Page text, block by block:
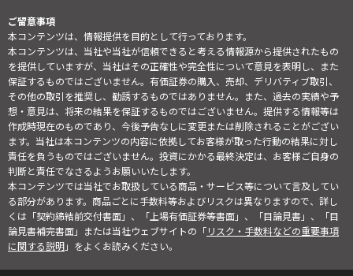
ご留意事項
本コンテンツは、情報提供を目的として行っております。
本コンテンツは、当社や当社が信頼できると考える情報源から提供されたもの
を提供していますが、当社はその正確性や完全性について意見を表明し、また
保証するものではございません。有価証券の購入、売却、デリバティブ取引、
その他の取引を推奨し、勧誘するものではありません。また、過去の実績や予
想・意見は、将来の結果を保証するものではございません。提供する情報等は
作成時現在のものであり、今後予告なしに変更または削除されることがござい
ます。当社は本コンテンツの内容に依拠してお客様が取った行動の結果に対し
責任を負うものではございません。投資にかかる最終決定は、お客様ご自身の
判断と責任でなさるようお願いいたします。
本コンテンツでは当社でお取扱している商品・サービス等について言及してい
る部分があります。商品ごとに手数料等およびリスクは異なりますので、詳し
くは「契約締結前交付書面」、「上場有価証券等書面」、「目論見書」、「目
論見書補完書面」または当社ウェブサイトの「リスク・手数料などの重要事項
に関する説明」をよくお読みください。